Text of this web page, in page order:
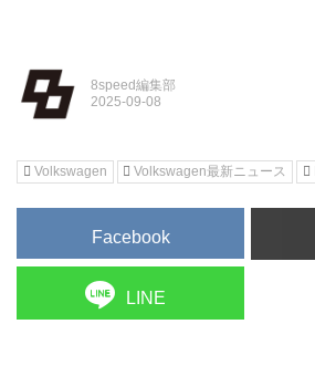
8speed編集部
Volkswagen Volkswagen最新ニュース
Facebook
LINE